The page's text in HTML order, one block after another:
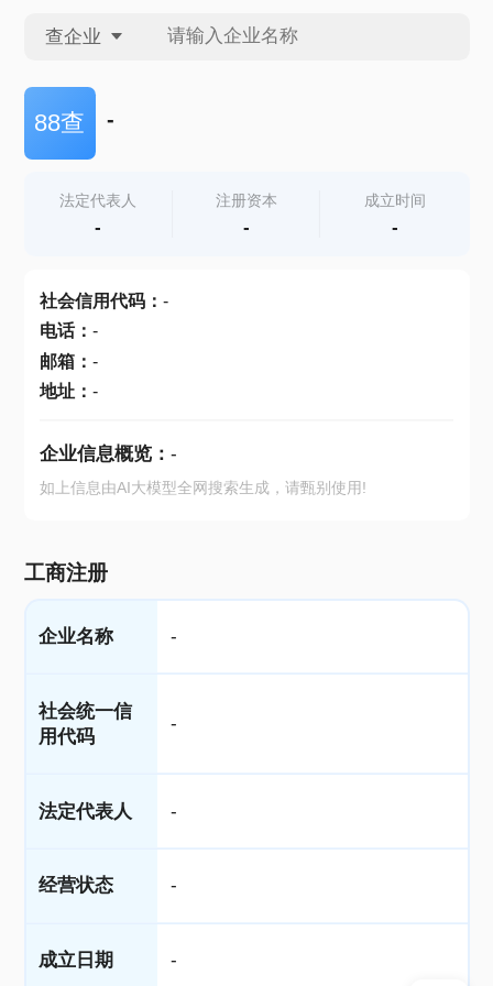
查企业
查企业
查产地
88查 -
法定代表人
-
注册资本
-
成立时间
-
社会信用代码： -
电话： -
邮箱： -
地址： -
企业信息概览： -
如上信息由AI大模型全网搜索生成，请甄别使用!
工商注册
企业名称 -
社会统一信
用代码
-
法定代表人 -
经营状态 -
成立日期 -